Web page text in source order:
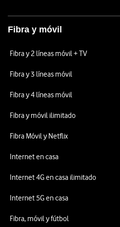
Fibra y móvil
Fibra y 2 líneas móvil + TV
Fibra y 3 líneas móvil
Fibra y 4 líneas móvil
Fibra y móvil ilimitado
Fibra Móvil y Netflix
Internet en casa
Internet 4G en casa ilimitado
Internet 5G en casa
Fibra, móvil y fútbol